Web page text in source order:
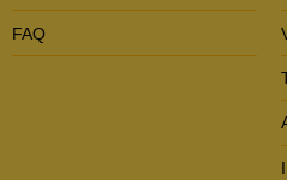
FAQ